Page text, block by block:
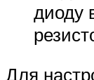
диоду
Для